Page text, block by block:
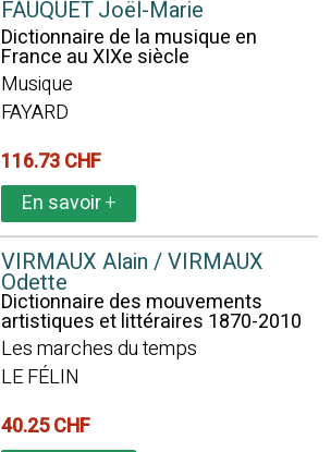
FAUQUET Joël-Marie
Dictionnaire de la musique en
France au XIXe siècle
Musique
FAYARD
116.73 CHF
En savoir+
VIRMAUX Alain / VIRMAUX
Odette
Dictionnaire des mouvements
artistiques et littéraires 1870-2010
Les marches du temps
LE FÉLIN
40.25 CHF